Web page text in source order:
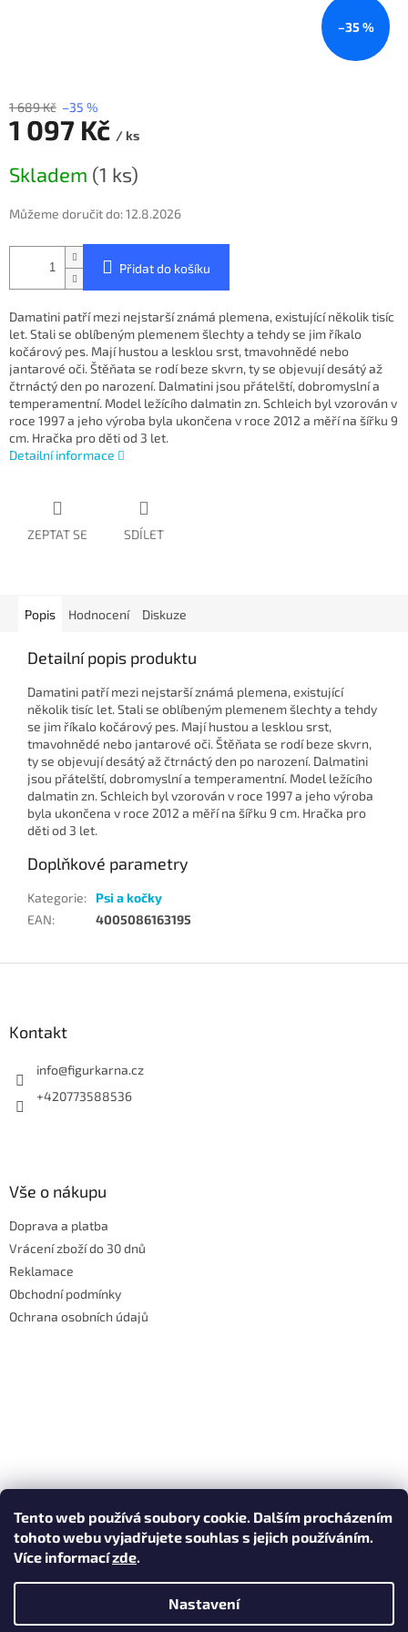
Tento web používá soubory cookie. Dalším procházením
tohoto webu vyjadřujete souhlas s jejich používáním.
Více informacízde.
Nastavení
–35 %
1 689 Kč –35 %
1 097 Kč / ks
cena:
Skladem (1 ks)
Můžeme doručit do:12.8.2026
Přidat do košíku
Damatini patří mezi nejstarší známá plemena, existující několik tisíc
let. Stali se oblíbeným plemenem šlechty a tehdy se jim říkalo
kočárový pes. Mají hustou a lesklou srst, tmavohnědé nebo
jantarové oči. Štěňata se rodí beze skvrn, ty se objevují desátý až
čtrnáctý den po narození. Dalmatini jsou přátelští, dobromyslní a
temperamentní. Model ležícího dalmatin zn. Schleich byl vzorován v
roce 1997 a jeho výroba byla ukončena v roce 2012 a měří na šířku 9
cm. Hračka pro děti od 3 let.
Detailní informace
ZEPTAT SE SDÍLET
Popis Hodnocení Diskuze
Detailní popis produktu
Damatini patří mezi nejstarší známá plemena, existující
několik tisíc let. Stali se oblíbeným plemenem šlechty a tehdy
se jim říkalo kočárový pes. Mají hustou a lesklou srst,
tmavohnědé nebo jantarové oči. Štěňata se rodí beze skvrn,
ty se objevují desátý až čtrnáctý den po narození. Dalmatini
jsou přátelští, dobromyslní a temperamentní. Model ležícího
dalmatin zn. Schleich byl vzorován v roce 1997 a jeho výroba
byla ukončena v roce 2012 a měří na šířku 9 cm. Hračka pro
děti od 3 let.
Doplňkové parametry
Kategorie:
Psi a kočky
EAN: 4005086163195
Kontakt
info@figurkarna.cz
+420773588536
Vše o nákupu
Doprava a platba
Vrácení zboží do 30 dnů
Reklamace
Obchodní podmínky
Ochrana osobních údajů